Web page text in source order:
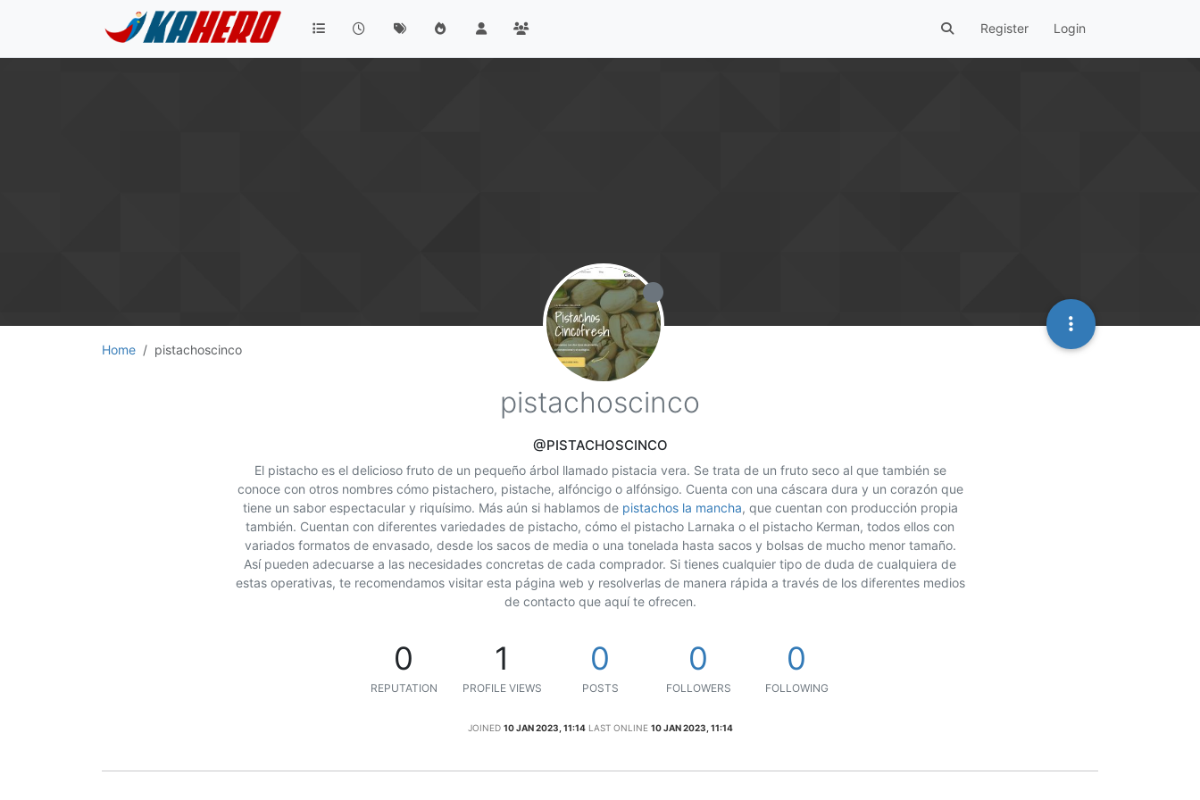
Register Login
Home pistachoscinco
pistachoscinco
@PISTACHOSCINCO
El pistacho es el delicioso fruto de un pequeño árbol llamado pistacia vera. Se trata de un fruto seco al que también se
conoce con otros nombres cómo pistachero, pistache, alfóncigo o alfónsigo. Cuenta con una cáscara dura y un corazón que
tiene un sabor espectacular y riquísimo. Más aún si hablamos de pistachos la mancha, que cuentan con producción propia
también. Cuentan con diferentes variedades de pistacho, cómo el pistacho Larnaka o el pistacho Kerman, todos ellos con
variados formatos de envasado, desde los sacos de media o una tonelada hasta sacos y bolsas de mucho menor tamaño.
Así pueden adecuarse a las necesidades concretas de cada comprador. Si tienes cualquier tipo de duda de cualquiera de
estas operativas, te recomendamos visitar esta página web y resolverlas de manera rápida a través de los diferentes medios
de contacto que aquí te ofrecen.
0
REPUTATION
1
PROFILE VIEWS
0
POSTS
0
FOLLOWERS
0
FOLLOWING
JOINED 10 JAN 2023, 11:14 LAST ONLINE 10 JAN 2023, 11:14